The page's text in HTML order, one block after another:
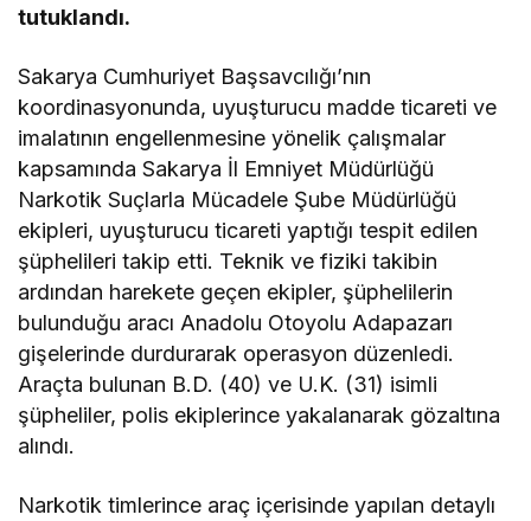
tutuklandı.
Sakarya Cumhuriyet Başsavcılığı’nın
koordinasyonunda, uyuşturucu madde ticareti ve
imalatının engellenmesine yönelik çalışmalar
kapsamında Sakarya İl Emniyet Müdürlüğü
Narkotik Suçlarla Mücadele Şube Müdürlüğü
ekipleri, uyuşturucu ticareti yaptığı tespit edilen
şüphelileri takip etti. Teknik ve fiziki takibin
ardından harekete geçen ekipler, şüphelilerin
bulunduğu aracı Anadolu Otoyolu Adapazarı
gişelerinde durdurarak operasyon düzenledi.
Araçta bulunan B.D. (40) ve U.K. (31) isimli
şüpheliler, polis ekiplerince yakalanarak gözaltına
alındı.
Narkotik timlerince araç içerisinde yapılan detaylı